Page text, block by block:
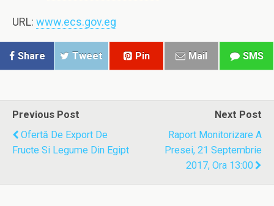
URL: www.ecs.gov.eg
Share Tweet Pin Mail SMS
Previous Post
Ofertă De Export De
Fructe Si Legume Din Egipt
Next Post
Raport Monitorizare A
Presei, 21 Septembrie
2017, Ora 13:00